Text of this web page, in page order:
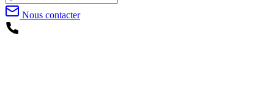
Nous contacter